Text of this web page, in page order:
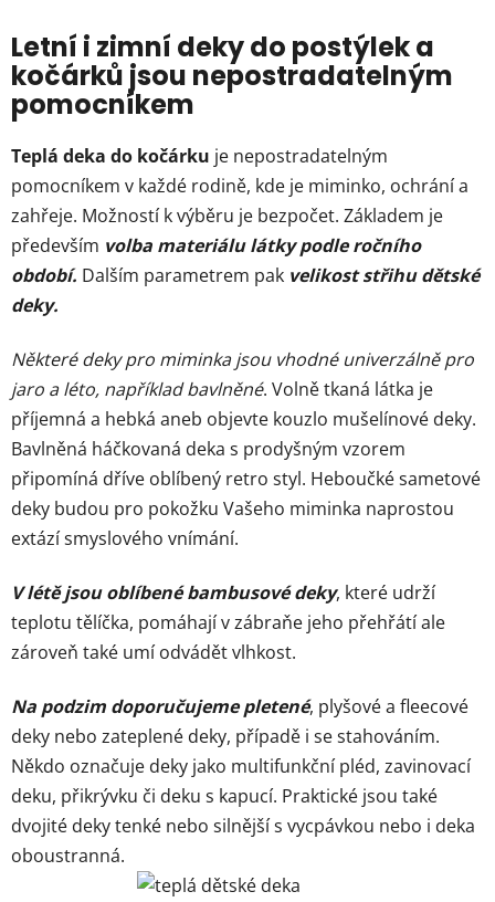
c
í
v
k
y
v
ý
p
n
í
Letní i zimní deky do postýlek a
kočárků jsou nepostradatelným
pomocníkem
Teplá deka do kočárku je nepostradatelným
pomocníkem v každé rodině, kde je miminko, ochrání a
zahřeje. Možností k výběru je bezpočet. Základem je
především volba materiálu látky podle ročního
období. Dalším parametrem pak velikost střihu dětské
deky.
Některé deky pro miminka jsou vhodné univerzálně pro
jaro a léto, například bavlněné. Volně tkaná látka je
příjemná a hebká aneb objevte kouzlo mušelínové deky.
Bavlněná háčkovaná deka s prodyšným vzorem
připomíná dříve oblíbený retro styl. Heboučké sametové
deky budou pro pokožku Vašeho miminka naprostou
extází smyslového vnímání.
V létě jsou oblíbené bambusové deky, které udrží
teplotu tělíčka, pomáhají v zábraňe jeho přehřátí ale
zároveň také umí odvádět vlhkost.
Na podzim doporučujeme pletené, plyšové a fleecové
deky nebo zateplené deky, případě i se stahováním.
Někdo označuje deky jako multifunkční pléd, zavinovací
deku, přikrývku či deku s kapucí. Praktické jsou také
dvojité deky tenké nebo silnější s vycpávkou nebo i deka
oboustranná.